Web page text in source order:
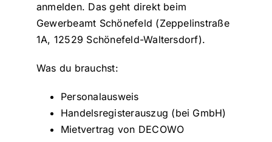
anmelden. Das geht direkt beim
Gewerbeamt Schönefeld (Zeppelinstraße
1A, 12529 Schönefeld-Waltersdorf).
Was du brauchst:
Personalausweis
Handelsregisterauszug (bei GmbH)
Mietvertrag von DECOWO